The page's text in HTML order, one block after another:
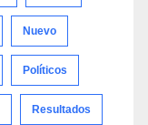
Nuevo
Políticos
Resultados